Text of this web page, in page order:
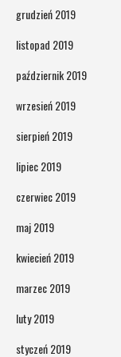
grudzień 2019
listopad 2019
październik 2019
wrzesień 2019
sierpień 2019
lipiec 2019
czerwiec 2019
maj 2019
kwiecień 2019
marzec 2019
luty 2019
styczeń 2019